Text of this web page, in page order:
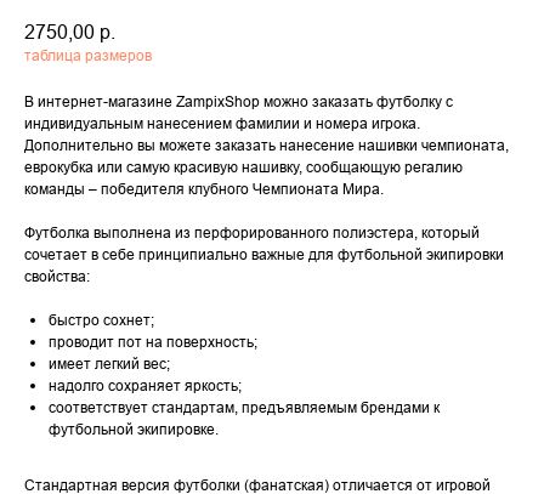
2750,00 р.
таблица размеров
В интернет-магазине ZampixShop можно заказать футболку с
индивидуальным нанесением фамилии и номера игрока.
Дополнительно вы можете заказать нанесение нашивки чемпионата,
еврокубка или самую красивую нашивку, сообщающую регалию
команды – победителя клубного Чемпионата Мира.
Футболка выполнена из перфорированного полиэстера, который
сочетает в себе принципиально важные для футбольной экипировки
свойства:
быстро сохнет;
проводит пот на поверхность;
имеет легкий вес;
надолго сохраняет яркость;
соответствует стандартам, предъявляемым брендами к
футбольной экипировке.
Стандартная версия футболки (фанатская) отличается от игровой